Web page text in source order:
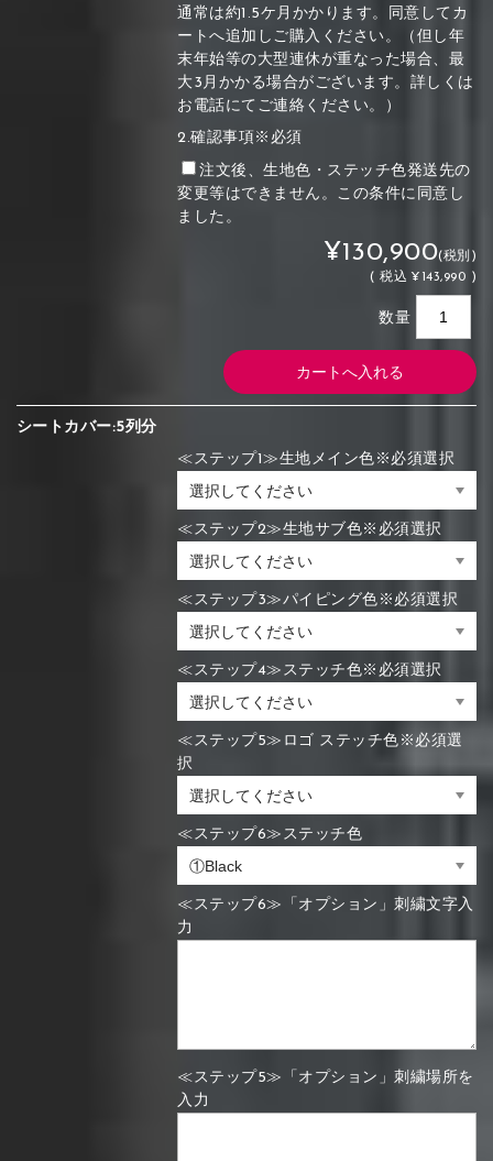
通常は約1.5ケ月かかります。同意してカ
ートへ追加しご購入ください。（但し年
末年始等の大型連休が重なった場合、最
大3月かかる場合がございます。詳しくは
お電話にてご連絡ください。）
2.確認事項※必須
注文後、生地色・ステッチ色発送先の
変更等はできません。この条件に同意し
ました。
¥130,900(税別)
(税込 ¥143,990 )
数量
シートカバー:5列分
≪ステップ1≫生地メイン色※必須選択
≪ステップ2≫生地サブ色※必須選択
≪ステップ3≫パイピング色※必須選択
≪ステップ4≫ステッチ色※必須選択
≪ステップ5≫ロゴ ステッチ色※必須選
択
≪ステップ6≫ステッチ色
≪ステップ6≫「オプション」刺繍文字入
力
≪ステップ5≫「オプション」刺繍場所を
入力